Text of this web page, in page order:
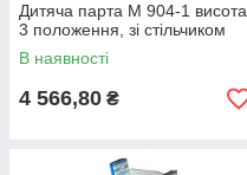
Дитяча парта M 904-1 висота
3 положення, зі стільчиком
В наявності
4 566,80 ₴